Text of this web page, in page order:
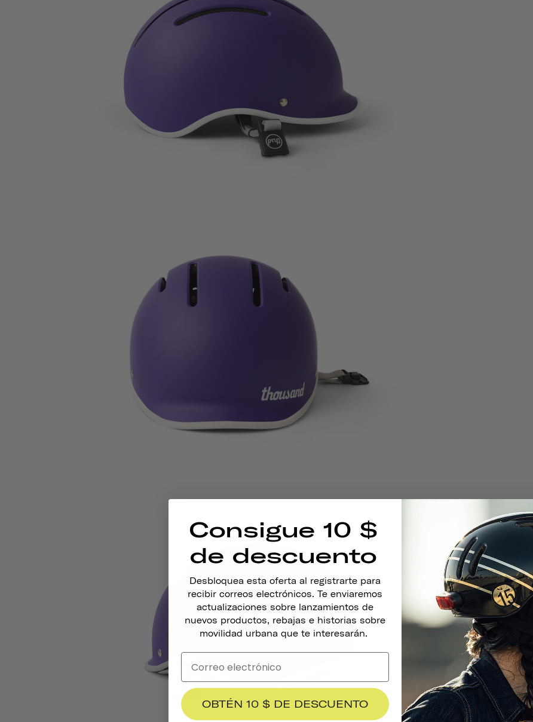
Consigue 10 $
de descuento
Desbloquea esta oferta al registrarte para
recibir correos electrónicos. Te enviaremos
actualizaciones sobre lanzamientos de
nuevos productos, rebajas e historias sobre
movilidad urbana que te interesarán.
OBTÉN 10 $ DE DESCUENTO